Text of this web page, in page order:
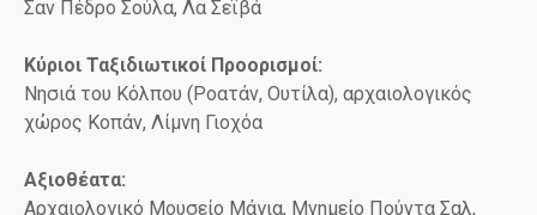
Σαν Πέδρο Σούλα, Λα Σεϊβά
Κύριοι Ταξιδιωτικοί Προορισμοί:
Νησιά του Κόλπου (Ροατάν, Ουτίλα), αρχαιολογικός
χώρος Κοπάν, Λίμνη Γιοχόα
Αξιοθέατα:
Αρχαιολογικό Μουσείο Μάγια, Μνημείο Πούντα Σαλ,